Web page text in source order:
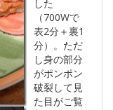
した
（700Wで
表2分＋裏1
分）。ただ
し身の部分
がポンポン
破裂して見
た目がご覧